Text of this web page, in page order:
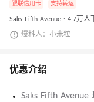
银联信用卡 支持转运
Saks Fifth Avenue · 4.7万人
爆料人：小米粒
优惠介绍
Saks Fifth